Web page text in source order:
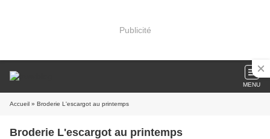
Publicité
MENU
Accueil » Broderie L'escargot au printemps
Broderie L'escargot au printemps